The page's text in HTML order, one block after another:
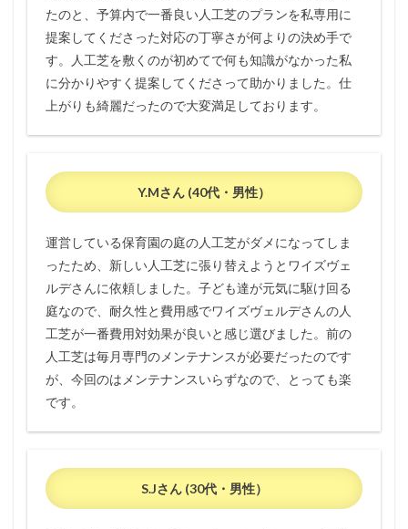
9.1
サン
ガー
デン
の総
合評
の口
情報
芝猿
10.1
芝猿の
総合評
10.2
日本
たのと、予算内で一番良い人工芝のプランを私専用に
提案してくださった対応の丁寧さが何よりの決め手で
す。人工芝を敷くのが初めてで何も知識がなかった私
に分かりやすく提案してくださって助かりました。仕
上がりも綺麗だったので大変満足しております。
Y.Mさん (40代・男性）
運営している保育園の庭の人工芝がダメになってしま
ったため、新しい人工芝に張り替えようとワイズヴェ
ルデさんに依頼しました。子ども達が元気に駆け回る
庭なので、耐久性と費用感でワイズヴェルデさんの人
工芝が一番費用対効果が良いと感じ選びました。前の
人工芝は毎月専門のメンテナンスが必要だったのです
が、今回のはメンテナンスいらずなので、とっても楽
です。
S.Jさん (30代・男性）